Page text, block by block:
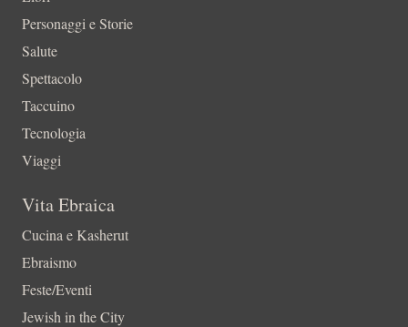
Personaggi e Storie
Salute
Spettacolo
Taccuino
Tecnologia
Viaggi
Vita Ebraica
Cucina e Kasherut
Ebraismo
Feste/Eventi
Jewish in the City